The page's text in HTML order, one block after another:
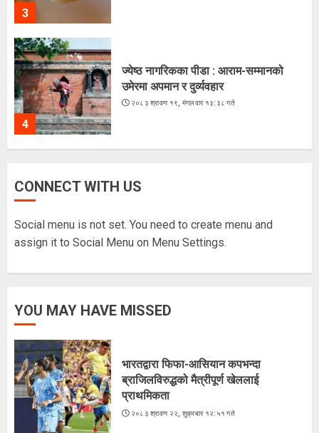
3
4
ज्येष्ठ नागरिकका पीडा : आराम-सम्मानको
उमेरमा अपमान र दुर्व्यवहार
२०८३ श्रावण १९, मंगलवार १३:३८ गते
कूटनीतिक पहलमार्फत सुस्ता विवाद समाधान
1
प्राथमिकता
अरूसँग होइन, हिजोको आफूसँग प्रतिस्पर्धा गरेँ
: मिस नेपाल दीपमाला ढकाल
CONNECT WITH US
Social menu is not set. You need to create menu and
assign it to Social Menu on Menu Settings.
YOU MAY HAVE MISSED
भारतद्वारा फिफा-आसियान कपभन्दा
ब्राजिलविरुद्धको मैत्रीपूर्ण खेललाई
प्राथमिकता
२०८३ श्रावण २२, शुक्रबार १२:५१ गते